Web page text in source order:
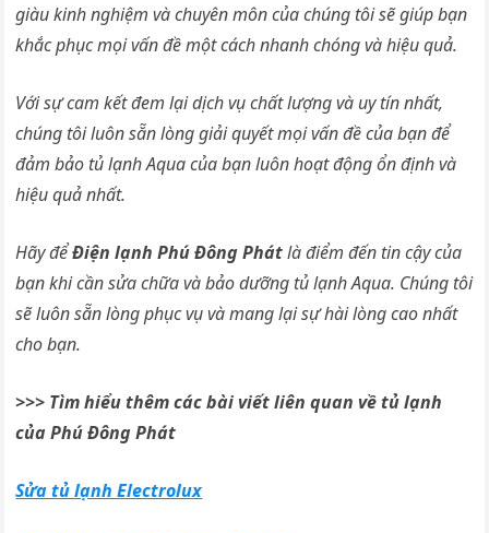
giàu kinh nghiệm và chuyên môn của chúng tôi sẽ giúp bạn
khắc phục mọi vấn đề một cách nhanh chóng và hiệu quả.
Với sự cam kết đem lại dịch vụ chất lượng và uy tín nhất,
chúng tôi luôn sẵn lòng giải quyết mọi vấn đề của bạn để
đảm bảo tủ lạnh Aqua của bạn luôn hoạt động ổn định và
hiệu quả nhất.
Hãy đểĐiện lạnh Phú Đông Phátlà điểm đến tin cậy của
bạn khi cần sửa chữa và bảo dưỡng tủ lạnh Aqua. Chúng tôi
sẽ luôn sẵn lòng phục vụ và mang lại sự hài lòng cao nhất
cho bạn.
>>> Tìm hiểu thêm các bài viết liên quan về tủ lạnh
của Phú Đông Phát
Sửa tủ lạnh Electrolux